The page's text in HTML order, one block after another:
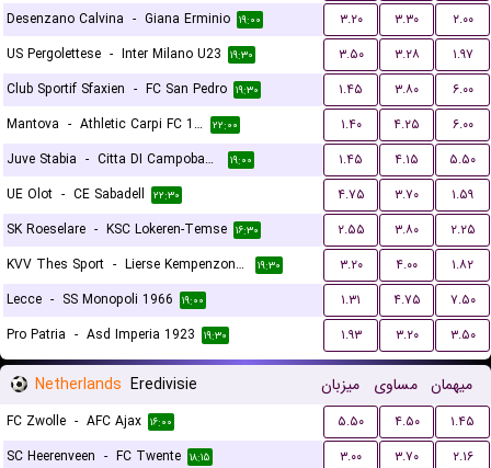
Desenzano Calvina - Giana Erminio ۱۹:۰۰ ۳.۲۰ ۳.۳۰
۲.۰۰
US Pergolettese - Inter Milano U23 ۱۹:۳۰ ۳.۵۰ ۳.۲۸
۱.۹۷
Club Sportif Sfaxien - FC San Pedro ۱۹:۳۰ ۱.۴۵ ۳.۸۰
۶.۰۰
Mantova - Athletic Carpi FC 1909 ۲۲:۰۰ ۱.۴۰ ۴.۲۵
۶.۰۰
Juve Stabia - Citta DI Campobasso ۱۹:۰۰ ۱.۴۵ ۴.۱۵
۵.۵۰
UE Olot - CE Sabadell ۲۲:۳۰ ۴.۷۵ ۳.۷۰
۱.۵۹
SK Roeselare - KSC Lokeren-Temse ۱۶:۳۰ ۲.۵۵ ۳.۸۰
۲.۲۵
KVV Thes Sport - Lierse Kempenzonen ۱۹:۳۰ ۳.۲۰ ۴.۰۰
۱.۸۲
Lecce - SS Monopoli 1966 ۱۹:۰۰ ۱.۳۱ ۴.۷۵
۷.۵۰
Pro Patria - Asd Imperia 1923 ۱۹:۳۰ ۱.۹۳ ۳.۲۰ ۳.۵۰
Netherlands Eredivisie میزبان مساوی میهمان
FC Zwolle - AFC Ajax ۱۶:۰۰ ۵.۵۰ ۴.۵۰
۱.۴۵
SC Heerenveen - FC Twente ۱۸:۱۵ ۳.۰۰ ۳.۷۰
۲.۱۶